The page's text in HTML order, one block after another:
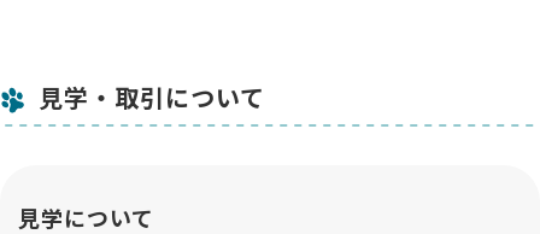
見学・取引について
見学について